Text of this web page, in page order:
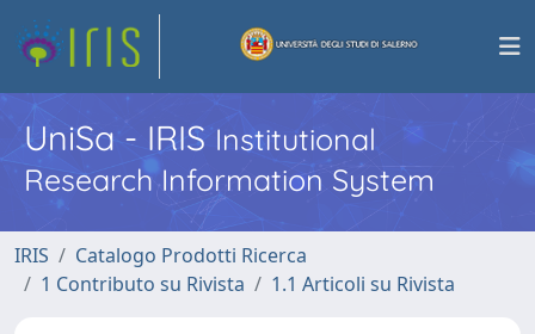
UniSa - IRISInstitutional
Research Information System
IRIS
Catalogo Prodotti Ricerca
1 Contributo su Rivista
1.1 Articoli su Rivista